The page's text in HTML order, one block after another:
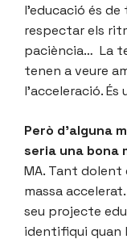
l’educació és
respectar els
paciència… La
tenen a veure
l’acceleració.
Però d’alguna
seria una bona
MA. Tant dolent
massa
seu projecte
identifiqui quan